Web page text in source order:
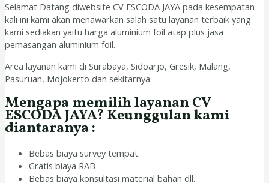
Selamat Datang diwebsite CV ESCODA JAYA pada kesempatan
kali ini kami akan menawarkan salah satu layanan terbaik yang
kami sediakan yaitu harga aluminium foil atap plus jasa
pemasangan aluminium foil.
Area layanan kami di Surabaya, Sidoarjo, Gresik, Malang,
Pasuruan, Mojokerto dan sekitarnya.
Mengapa memilih layanan CV
ESCODA JAYA? Keunggulan kami
diantaranya :
Bebas biaya survey tempat.
Gratis biaya RAB
Bebas biaya konsultasi material bahan dll.